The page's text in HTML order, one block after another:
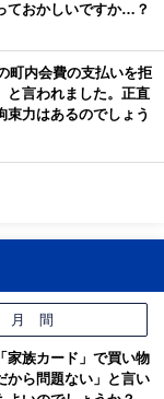
ておかしいですか…？
町内会費の支払いを拒
と言われました。正直
束力はあるのでしょう
月 間
家族カード」で買い物
から問題ない」と言い